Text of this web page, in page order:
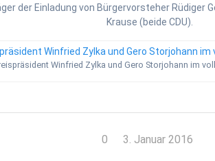
der Einladung von Bürgervorsteher Rüdiger
Krause (beide CDU).
Winfried Zylka und Gero Storjohann im
0 3. Januar 2016